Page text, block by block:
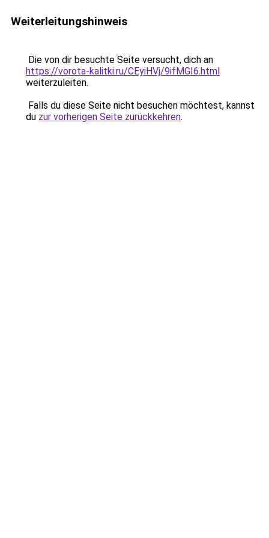
Weiterleitungshinweis
Die von dir besuchte Seite versucht, dich an
https://vorota-kalitki.ru/CEyiHVj/9ifMGI6.html
weiterzuleiten.
Falls du diese Seite nicht besuchen möchtest, kannst
du zur vorherigen Seite zurückkehren.